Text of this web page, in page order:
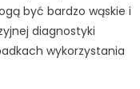
być bardzo wąskie i
diagnostyki
wykorzystania